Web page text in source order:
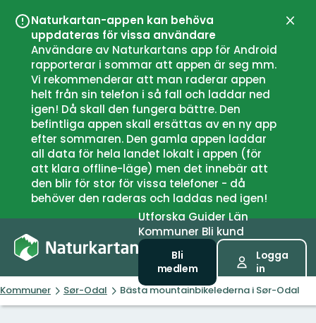
Naturkartan-appen kan behöva
uppdateras för vissa användare
Användare av Naturkartans app för Android
rapporterar i sommar att appen är seg mm.
Vi rekommenderar att man raderar appen
helt från sin telefon i så fall och laddar ned
igen! Då skall den fungera bättre. Den
befintliga appen skall ersättas av en ny app
efter sommaren. Den gamla appen laddar
all data för hela landet lokalt i appen (för
att klara offline-läge) men det innebär att
den blir för stor för vissa telefoner - då
behöver den raderas och laddas ned igen!
UtforskaGuiderLän
Kommuner Bli kund
Bli
medlem
Logga
in
Kommuner Sør-Odal Bästa mountainbikelederna i Sør-Odal